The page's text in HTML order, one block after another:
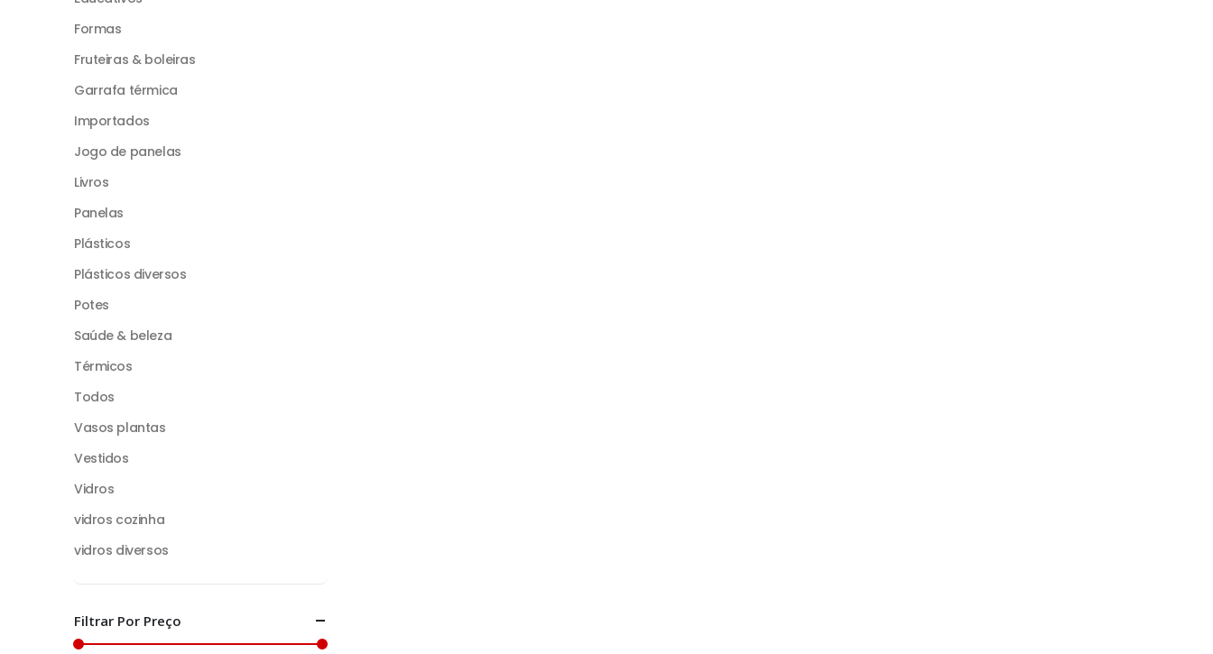
Formas
Fruteiras & boleiras
Garrafa térmica
Importados
Jogo de panelas
Livros
Panelas
Plásticos
Plásticos diversos
Potes
Saúde & beleza
Térmicos
Todos
Vasos plantas
Vestidos
Vidros
vidros cozinha
vidros diversos
Filtrar Por Preço